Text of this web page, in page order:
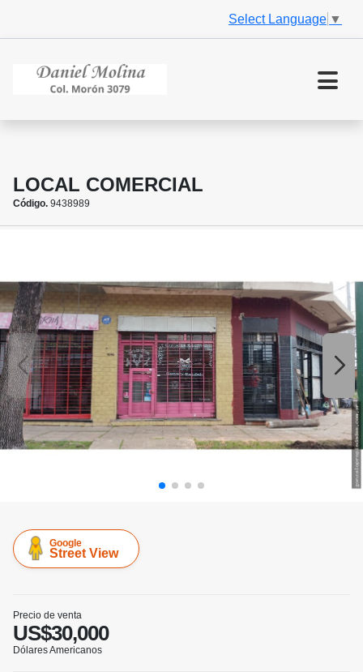
Select Language ▼
LOCAL COMERCIAL
Código. 9438989
Google
Street View
Precio de venta
US$30,000
Dólares Americanos